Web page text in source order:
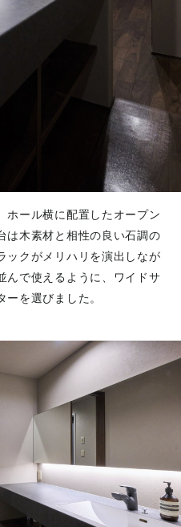
ホール横に配置したオープン
は木素材と相性の良い石調の
ックがメリハリを演出しなが
んで使えるように、ワイドサ
ーを選びました。